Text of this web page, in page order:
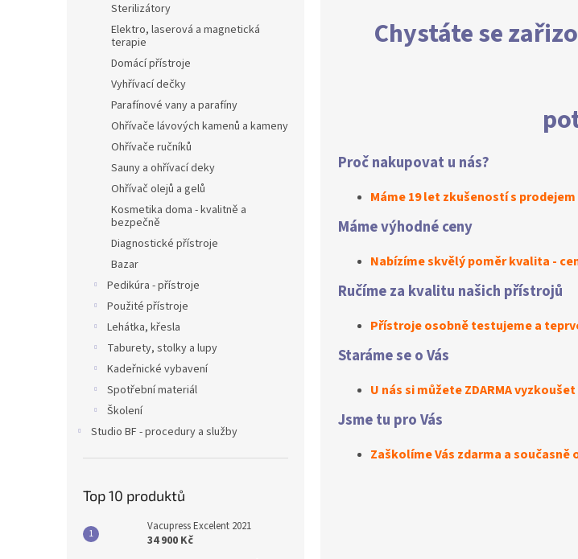
Sterilizátory
Elektro, laserová a magnetická
terapie
Domácí přístroje
Vyhřívací dečky
Parafínové vany a parafíny
Ohřívače lávových kamenů a kameny
Ohřívače ručníků
Sauny a ohřívací deky
Ohřívač olejů a gelů
Kosmetika doma - kvalitně a
bezpečně
Diagnostické přístroje
Bazar
Pedikúra - přístroje
Použité přístroje
Lehátka, křesla
Taburety, stolky a lupy
Kadeřnické vybavení
Spotřební materiál
Školení
Studio BF - procedury a služby
Top 10 produktů
Vacupress Excelent 2021
34 900 Kč
Chystáte se
Proč nakupovat u nás?
Máme 19 let zkušeností s
Máme výhodné ceny
Nabízíme skvělý poměr kvalita -
Ručíme za kvalitu našich přístrojů
Přístroje osobně testujeme a
Staráme se o Vás
U nás si můžete ZDARMA
Jsme tu pro Vás
Zaškolíme Vás zdarma a